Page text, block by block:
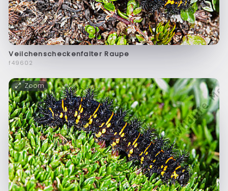
Veilchenscheckenfalter Raupe
f49602
Zoom